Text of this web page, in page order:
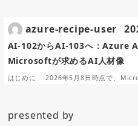
AI-102からAI-103へ：Azure
Microsoftが求めるAI人材像
はじめに 2026年5月8日時点で、
azure-recipe-user
presented by